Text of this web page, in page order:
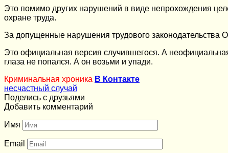
Это помимо других нарушений в виде непрохождения
охране труда.
За допущенные нарушения трудового
Это официальная версия случившегося. А
глаза не попался. А он возьми и упади.
Криминальная хроника В Контакте
несчастный случай
Поделись с друзьями
Добавить комментарий
Имя
Email